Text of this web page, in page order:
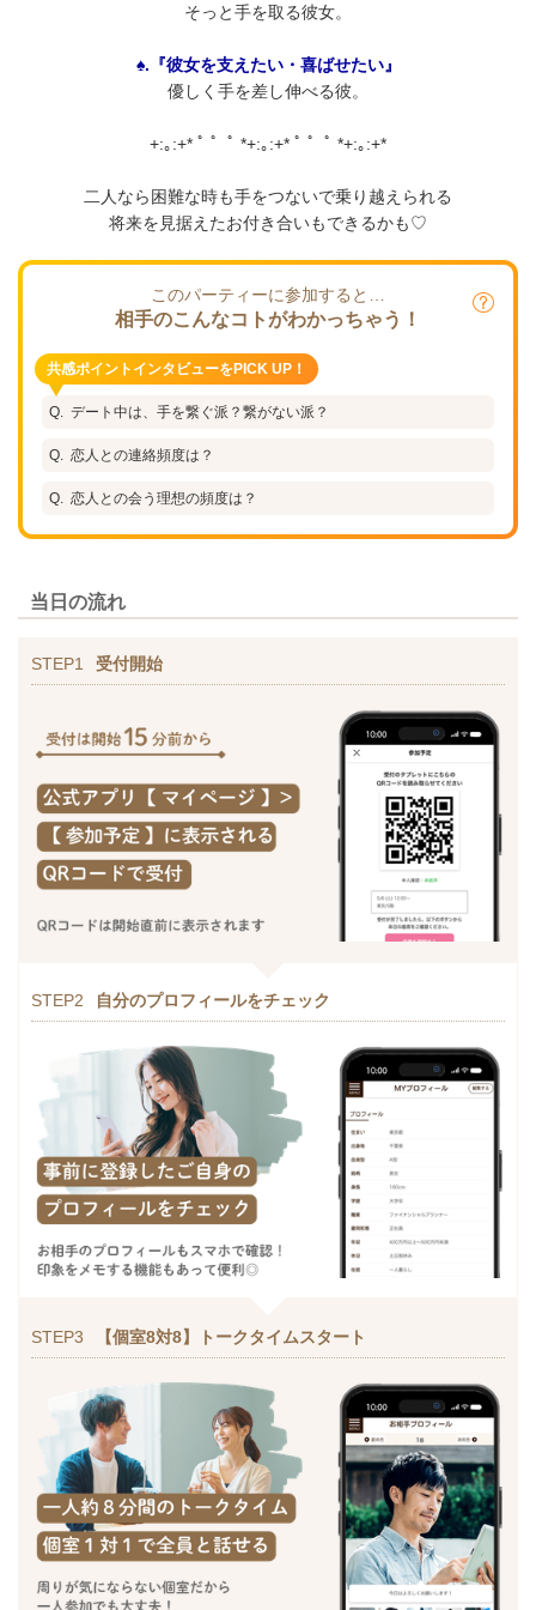
そっと手を取る彼女。
♠.『彼女を支えたい・喜ばせたい』
優しく手を差し伸べる彼。
+:｡:+* ﾟ ゜ﾟ *+:｡:+* ﾟ ゜ﾟ *+:｡:+*
二人なら困難な時も手をつないで乗り越えられる
将来を見据えたお付き合いもできるかも♡
このパーティーに参加すると…
相手のこんなコトがわかっちゃう！
共感ポイントインタビューをPICK UP！
デート中は、手を繋ぐ派？繋がない派？
恋人との連絡頻度は？
恋人との会う理想の頻度は？
当日の流れ
STEP1 受付開始
STEP2 自分のプロフィールをチェック
STEP3 【個室8対8】トークタイムスタート